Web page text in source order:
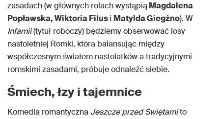
zasadach (w głównych rolach wystąpiąMagdalena
Popławska, Wiktoria Filusi Matylda Giegżno). W
Infamii(tytuł roboczy) będziemy obserwować losy
nastoletniej Romki, która balansując między
współczesnym światem nastolatków a tradycyjnymi
romskimi zasadami, próbuje odnaleźć siebie.
Śmiech, łzy i tajemnice
Komedia romantyczna Jeszcze przed Świętamito